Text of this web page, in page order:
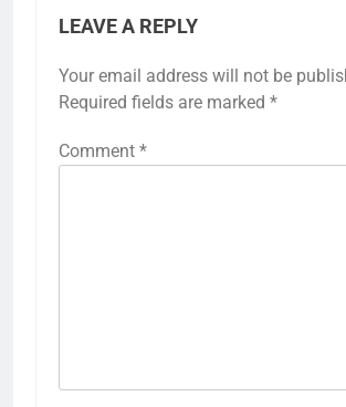
LEAVE A REPLY
Your email address will not be
Required fields are marked *
Comment *